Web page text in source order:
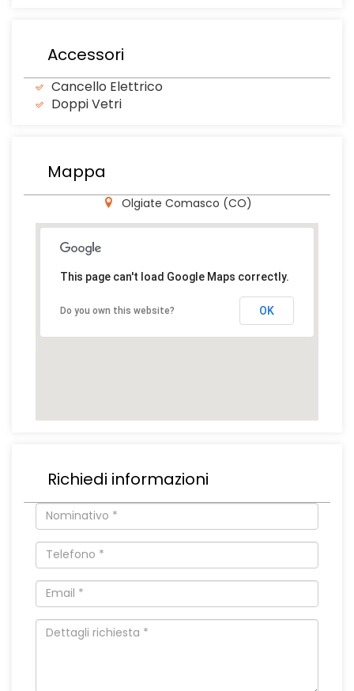
Accessori
Cancello Elettrico
Doppi Vetri
Mappa
Olgiate Comasco (CO)
This page can't load Google Maps correctly.
Do you own this website? OK
Richiedi informazioni